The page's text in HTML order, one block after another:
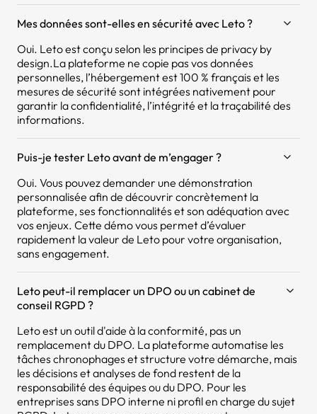
Mes données sont-elles en sécurité avec Leto ?
Oui. Leto est conçu selon les principes de privacy by
design.La plateforme ne copie pas vos données
personnelles, l’hébergement est 100 % français et les
mesures de sécurité sont intégrées nativement pour
garantir la confidentialité, l’intégrité et la traçabilité des
informations.
Puis-je tester Leto avant de m’engager ?
Oui. Vous pouvez demander une démonstration
personnalisée afin de découvrir concrètement la
plateforme, ses fonctionnalités et son adéquation avec
vos enjeux. Cette démo vous permet d’évaluer
rapidement la valeur de Leto pour votre organisation,
sans engagement.
Leto peut-il remplacer un DPO ou un cabinet de
conseil RGPD ?
Leto est un outil d'aide à la conformité, pas un
remplacement du DPO. La plateforme automatise les
tâches chronophages et structure votre démarche, mais
les décisions et analyses de fond restent de la
responsabilité des équipes ou du DPO. Pour les
entreprises sans DPO interne ni profil en charge du sujet